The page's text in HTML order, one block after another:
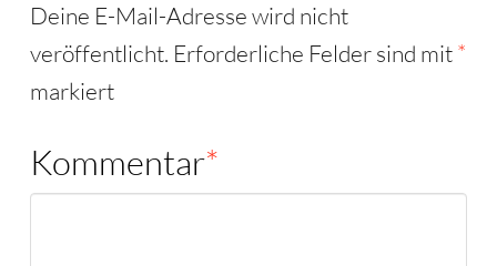
Deine E-Mail-Adresse wird nicht
veröffentlicht. Erforderliche Felder sind mit*
markiert
Kommentar*